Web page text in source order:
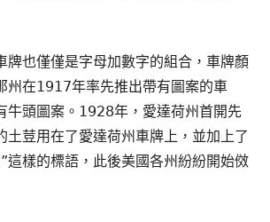
也僅僅是字母加數字的組合，車牌顏
州在1917年率先推出帶有圖案的車
牛頭圖案。1928年，愛達荷州首開先
土荳用在了愛達荷州車牌上，並加上了
這樣的標語，此後美國各州紛紛開始傚